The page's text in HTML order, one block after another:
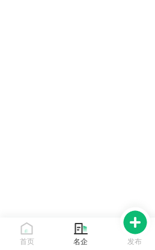
首页 名企 发布